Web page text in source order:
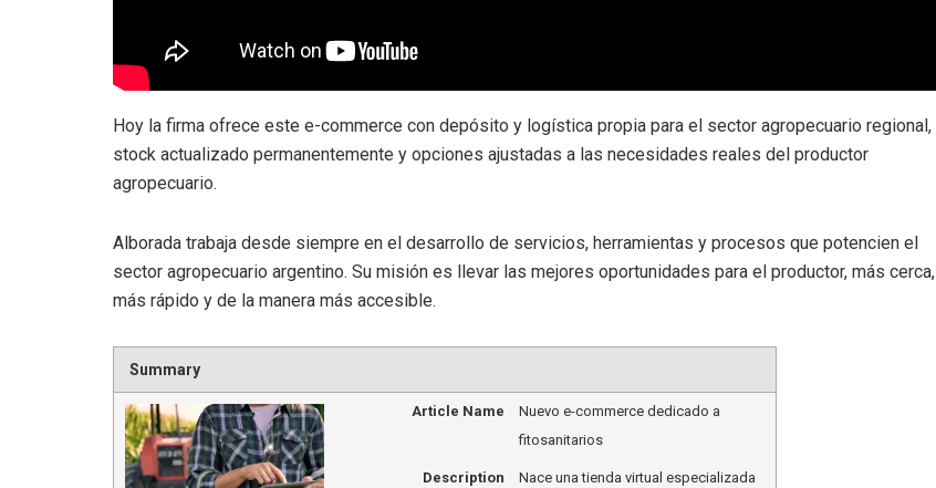
Hoy la firma ofrece este e-commerce con depósito y logística propia para el sector agropecuario regional,
stock actualizado permanentemente y opciones ajustadas a las necesidades reales del productor
agropecuario.
Alborada trabaja desde siempre en el desarrollo de servicios, herramientas y procesos que potencien el
sector agropecuario argentino. Su misión es llevar las mejores oportunidades para el productor, más cerca,
más rápido y de la manera más accesible.
Summary
Article Name
Nuevo e-commerce dedicado a
fitosanitarios
Description
Nace una tienda virtual especializada